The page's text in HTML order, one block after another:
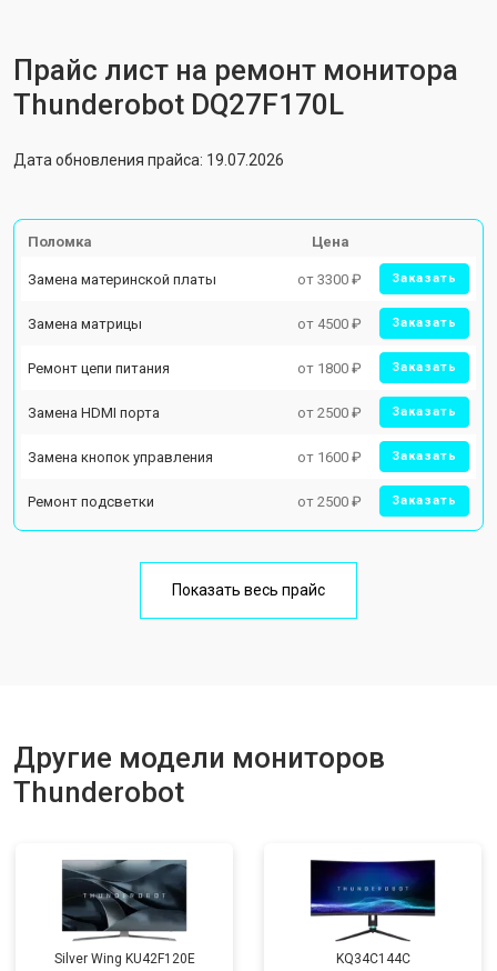
Прайс лист на ремонт монитора
Thunderobot DQ27F170L
Дата обновления прайса: 19.07.2026
Поломка Цена
Замена материнской платы от 3300 ₽ Заказать
Замена матрицы от 4500 ₽ Заказать
Ремонт цепи питания от 1800 ₽ Заказать
Замена HDMI порта от 2500 ₽ Заказать
Замена кнопок управления от 1600 ₽ Заказать
Ремонт подсветки от 2500 ₽ Заказать
Показать весь прайс
Другие модели мониторов
Thunderobot
Silver Wing KU42F120E KQ34C144C